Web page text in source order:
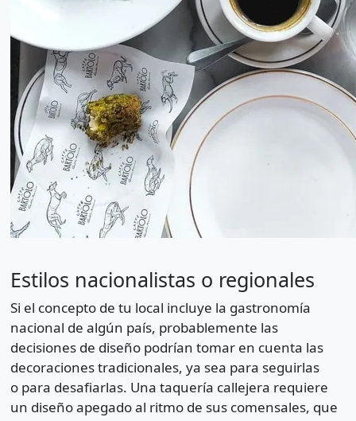
Estilos nacionalistas o regionales
Si el concepto de tu local incluye la gastronomía
nacional de algún país, probablemente las
decisiones de diseño podrían tomar en cuenta las
decoraciones tradicionales, ya sea para seguirlas
o para desafiarlas. Una taquería callejera requiere
un diseño apegado al ritmo de sus comensales, que